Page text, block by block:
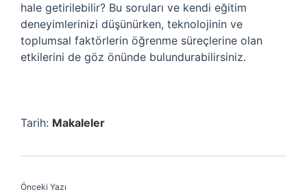
hale getirilebilir? Bu soruları ve kendi eğitim
deneyimlerinizi düşünürken, teknolojinin ve
toplumsal faktörlerin öğrenme süreçlerine olan
etkilerini de göz önünde bulundurabilirsiniz.
Tarih: Makaleler
Önceki Yazı